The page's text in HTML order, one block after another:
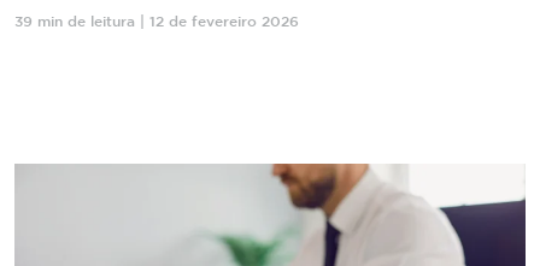
39 min de leitura | 12 de fevereiro 2026